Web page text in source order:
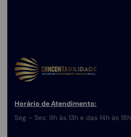
Horário de Atendimento:
Seg – Sex: 9h às 13h e das 14h às 18h